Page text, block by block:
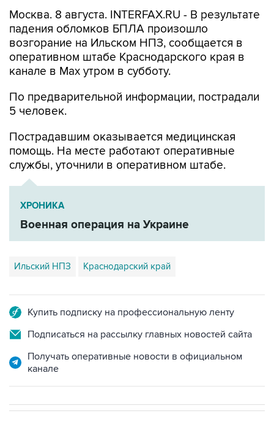
Москва. 8 августа. INTERFAX.RU - В результате
падения обломков БПЛА произошло
возгорание на Ильском НПЗ, сообщается в
оперативном штабе Краснодарского края в
канале в Max утром в субботу.
По предварительной информации, пострадали
5 человек.
Пострадавшим оказывается медицинская
помощь. На месте работают оперативные
службы, уточнили в оперативном штабе.
ХРОНИКА
Военная операция на Украине
Ильский НПЗ Краснодарский край
Купить подписку на профессиональную ленту
Подписаться на рассылку главных новостей сайта
Получать оперативные новости в официальном
канале